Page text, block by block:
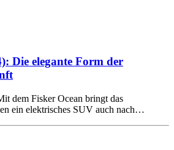
Die elegante Form der
dem Fisker Ocean bringt das
ein elektrisches SUV auch nach…